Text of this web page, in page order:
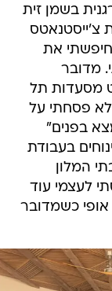
בשמן זית
צ'ייסטנאטס
את
מדובר
מסעדות תל
פסחתי על
בפנים"
בעבודת
המלון
לעצמי עוד
כשמדובר